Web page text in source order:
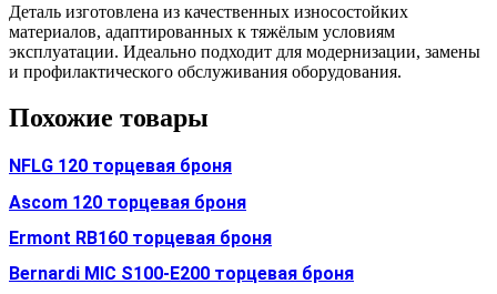
Деталь изготовлена из качественных износостойких
материалов, адаптированных к тяжёлым условиям
эксплуатации. Идеально подходит для модернизации, замены
и профилактического обслуживания оборудования.
Похожие товары
NFLG 120 торцевая броня
Ascom 120 торцевая броня
Ermont RB160 торцевая броня
Bernardi MIC S100-E200 торцевая броня